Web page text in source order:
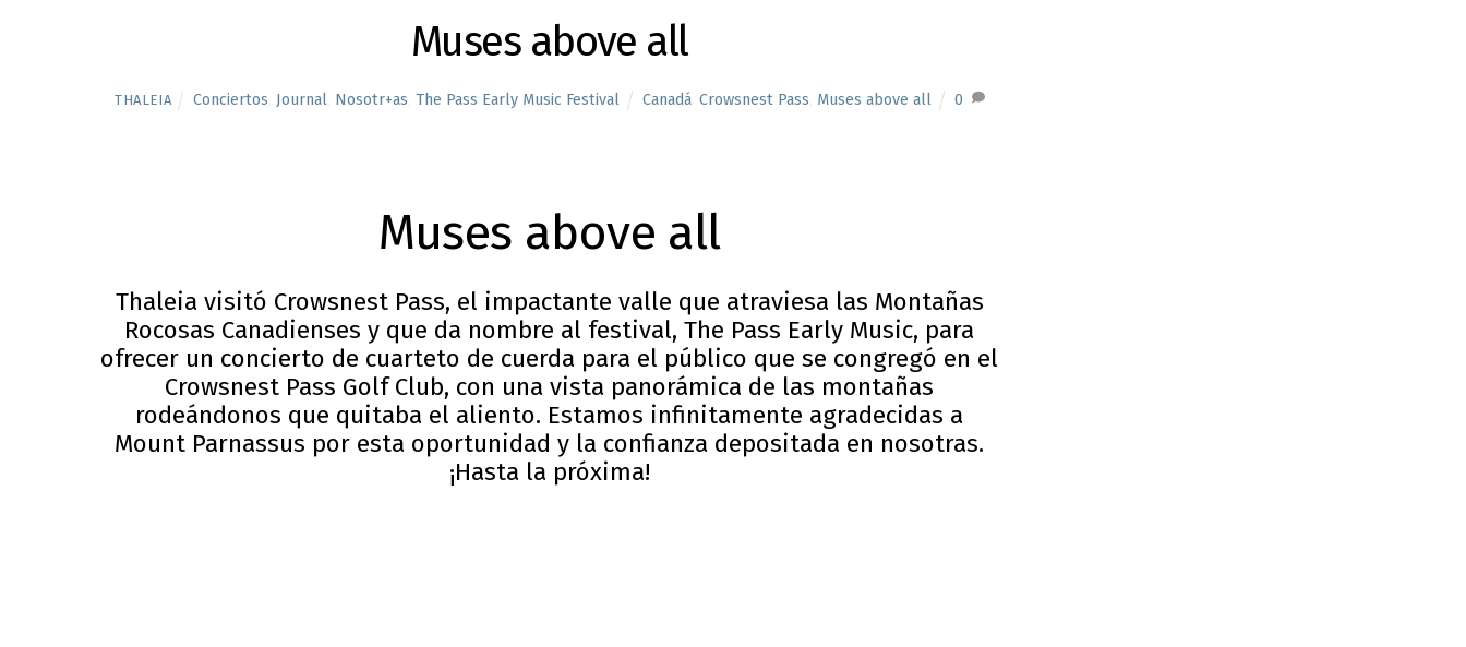
Muses above all
THALEIA Conciertos Journal Nosotr+as ,The Pass Early Music Festival Canadá ,Crowsnest Pass Muses above all 0
Muses above all
Thaleia visitó Crowsnest Pass, el impactante valle que atraviesa las Montañas
Rocosas Canadienses y que da nombre al festival, The Pass Early Music, para
ofrecer un concierto de cuarteto de cuerda para el público que se congregó en el
Crowsnest Pass Golf Club, con una vista panorámica de las montañas
rodeándonos que quitaba el aliento. Estamos infinitamente agradecidas a
Mount Parnassus por esta oportunidad y la confianza depositada en nosotras.
¡Hasta la próxima!